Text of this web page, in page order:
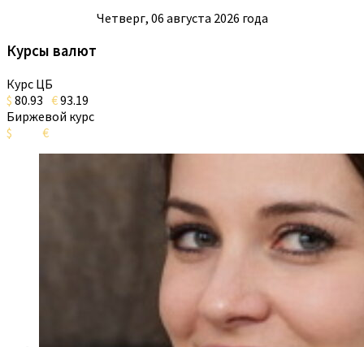
Четверг, 06 августа 2026 года
Курсы валют
Курс ЦБ
$ 80.93 €93.19
Биржевой курс
$
€